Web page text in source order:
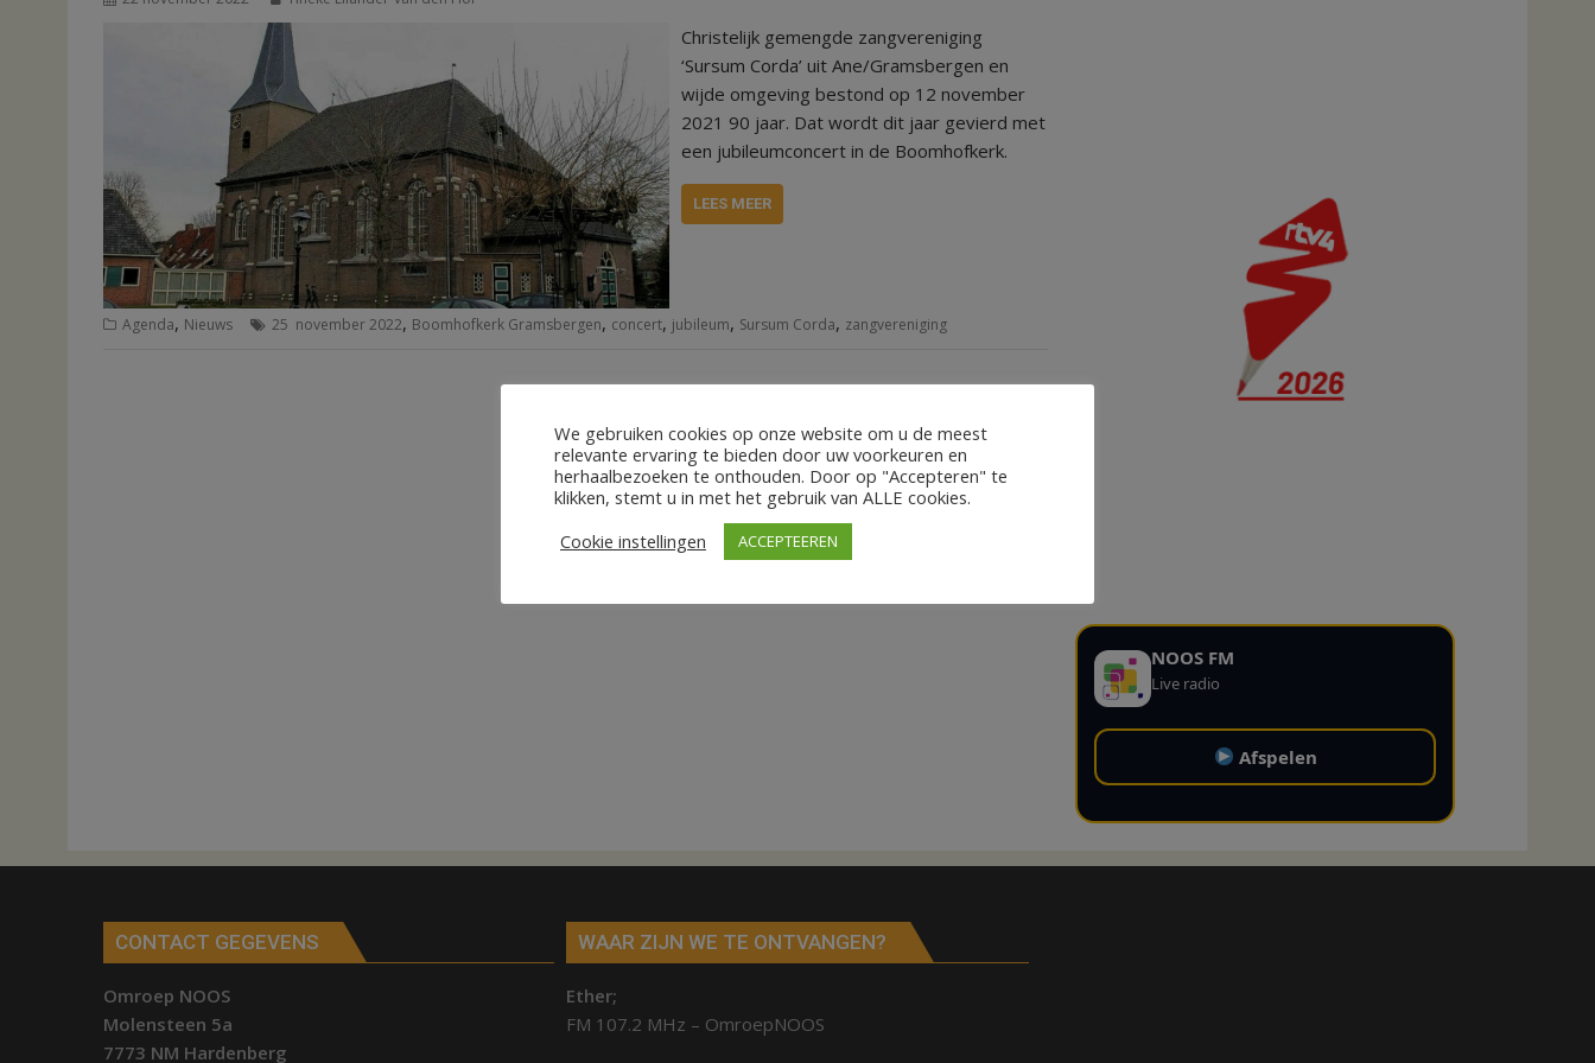
Christelijk gemengde zangvereniging
‘Sursum Corda’ uit Ane/Gramsbergen en
wijde omgeving bestond op 12 november
2021 90 jaar. Dat wordt dit jaar gevierd met
een jubileumconcert in de Boomhofkerk.
LEES MEER
Agenda, Nieuws 25 november 2022, Boomhofkerk Gramsbergen, concert, jubileum, Sursum Corda, zangvereniging
NOOS FM
Live radio
Afspelen
CONTACT GEGEVENS
Omroep NOOS
Molensteen 5a
7773 NM Hardenberg
WAAR ZIJN WE TE ONTVANGEN?
Ether;
FM 107.2 MHz – OmroepNOOS
We gebruiken cookies op onze website om u de meest
relevante ervaring te bieden door uw voorkeuren en
herhaalbezoeken te onthouden. Door op "Accepteren" te
klikken, stemt u in met het gebruik van ALLE cookies.
Cookie instellingen
ACCEPTEEREN